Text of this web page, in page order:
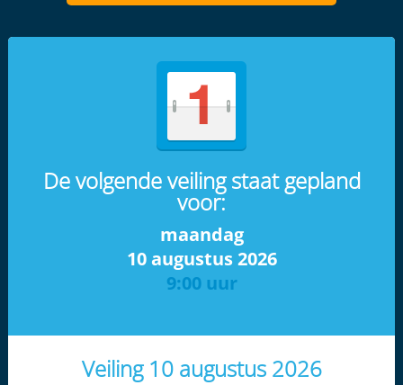
De volgende veiling staat gepland
voor:
maandag
10 augustus 2026
9:00 uur
Veiling 10 augustus 2026